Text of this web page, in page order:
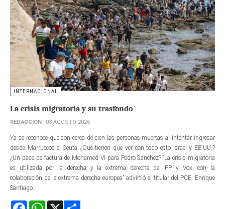
INTERNACIONAL
La crisis migratoria y su trasfondo
REDACCIÓN 03 AGOSTO 2026
Ya se reconoce que son cerca de cien las personas muertas al intentar ingresar
desde Marruecos a Ceuta ¿Qué tienen que ver con todo esto Israel y EE.UU.?
¿Un pase de factura de Mohamed VI para Pedro Sánchez? “La crisis migratoria
es utilizada por la derecha y la extrema derecha del PP y Vox, con la
colaboración de la extrema derecha europea” advirtió el titular del PCE, Enrique
Santiago.
FacebookWhatsApp